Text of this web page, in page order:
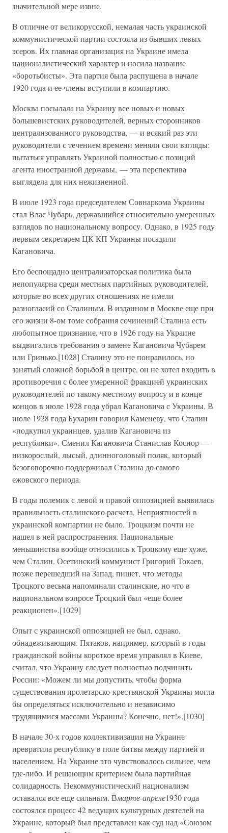
значительной мере извне.
В отличие от великорусской, немалая часть украинской
коммунистической партии состояла из бывших левых
эсеров. Их главная организация на Украине имела
националистический характер и носила название
«боротьбисты». Эта партия была распущена в начале
1920 года и ее члены вступили в компартию.
Москва посылала на Украину все новых и новых
большевистских руководителей, верных сторонников
централизованного руководства, — и всякий раз эти
руководители с течением времени меняли свои взгляды:
пытаться управлять Украиной полностью с позиций
агента иностранной державы, — эта перспектива
выглядела для них нежизненной.
В июле 1923 года председателем Совнаркома Украины
стал Влас Чубарь, державшийся относительно умеренных
взглядов по национальному вопросу. Однако, в 1925 году
первым секретарем ЦК КП Украины посадили
Кагановича.
Его беспощадно централизаторская политика была
непопулярна среди местных партийных руководителей,
которые во всех других отношениях не имели
разногласий со Сталиным. В изданном в Москве еще при
его жизни 8-ом томе собрания сочинений Сталина есть
любопытное признание, что в 1926 году на Украине
выдвигались требования о замене Кагановича Чубарем
или Гринько.[1028] Сталину это не понравилось, но
занятый сложной борьбой в центре, он не хотел входить в
противоречия с более умеренной фракцией украинских
руководителей по такому местному вопросу и в конце
концов в июле 1928 года убрал Кагановича с Украины. В
июле 1928 года Бухарин говорил Каменеву, что Сталин
«подкупил украинцев, удалив Кагановича из
республики». Сменил Кагановича Станислав Косиор —
низкорослый, лысый, длинноголовый поляк, который
безоговорочно поддерживал Сталина до самого
ежовского периода.
В годы полемик с левой и правой оппозицией выявилась
правильность сталинского расчета. Неприятностей в
украинской компартии не было. Троцкизм почти не
нашел в ней распространения. Национальные
меньшинства вообще относились к Троцкому еще хуже,
чем Сталин. Осетинский коммунист Григорий Токаев,
позже перешедший на Запад, пишет, что методы
Троцкого весьма напоминали сталинские, но что в
национальном вопросе Троцкий был «еще более
реакционен».[1029]
Опыт с украинской оппозицией не был, однако,
обнадеживающим. Пятаков, например, который в годы
гражданской войны короткое время управлял в Киеве,
считал, что Украину следует полностью подчинить
России: «Можем ли мы допустить, чтобы форма
существования пролетарско-крестьянской Украины могла
бы определяться исключительно и независимо
трудящимися массами Украины? Конечно, нет!».[1030]
В начале 30-х годов коллективизация на Украине
превратила республику в поле битвы между партией и
населением. На Украине это чувствовалось сильнее, чем
где-либо. И решающим критерием была партийная
солидарность. Некоммунистический национализм
оставался все еще сильным. Вмарте-апреле1930 года
состоялся процесс 42 ведущих культурных деятелей на
Украине, который был представлен как суд над «Союзом